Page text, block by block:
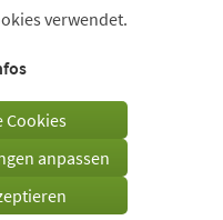
verwendet.
Cookies
anpassen